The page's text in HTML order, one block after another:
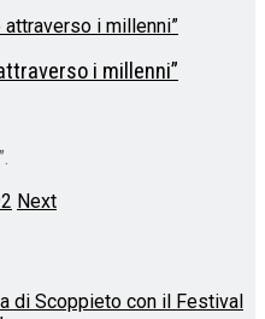
i millenni”
Next